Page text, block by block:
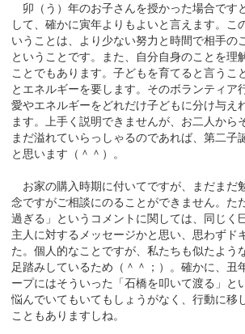
卯（う）年のお子さんを授かった場合です
して、確かに寅年よりもよいと言えます。こ
いうことは、より少ない努力と時間で相手の
ということです。また、自分自身のことを理
ことでもあります。子どもを育てると言うこ
とエネルギーを要します。そのボランティア
愛やエネルギーをどれだけ子どもに分け与え
ます。上手く説明できませんが、お二人から
まだ溢れていらっしゃるのであれば、第二子
と思います（＾＾）。
お家の購入時期に付いてですが、まだまだ
念ですがご相談にのることができません。た
過ぎる」というコメントに関しては、同じく
主人に対するメッセージかと思い、思わずド
た。個人的なことですが、私たちも似たよう
足踏みしているため（＾＾；）。確かに、丑
ープにはそういった「石橋を叩いて渡る」と
悩んでいてもいてもしょうがなく、行動に移
こともありますしね。